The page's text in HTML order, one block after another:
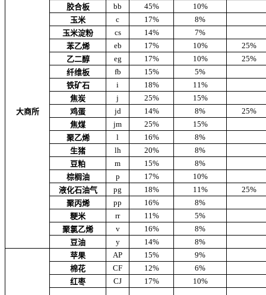
大商所
胶合板
bb 45%
10%
玉米
c 17%
8%
玉米淀粉
cs 14%
7%
苯乙烯
eb 17% 10%
25%
乙二醇
eg 17% 10%
25%
纤维板
fb 15%
5%
铁矿石
i 18%
11%
焦炭
j 25%
15%
鸡蛋
jd 14% 8%
25%
焦煤
jm 25%
15%
聚乙烯
l 16%
8%
生猪
lh 20%
8%
豆粕
m 15%
8%
棕榈油
p 17%
10%
液化石油气
pg 18% 11%
25%
聚丙烯
pp 16%
8%
粳米
rr 11%
5%
聚氯乙烯
v 16%
8%
豆油
y 14% 8%
苹果 AP 15%
9%
棉花
CF 12%
6%
红枣
CJ 17% 10%